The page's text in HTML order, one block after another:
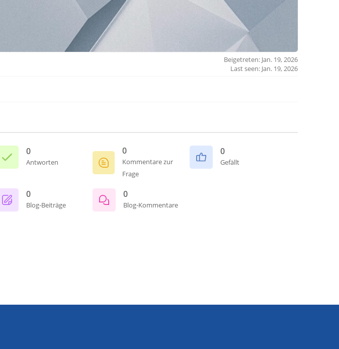
Beigetreten: Jan. 19, 2026
Last seen: Jan. 19, 2026
0
Antworten
0
Kommentare zur
Frage
0
Gefällt
0
Blog-Beiträge
0
Blog-Kommentare